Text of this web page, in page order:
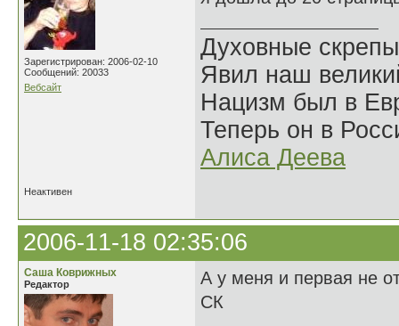
Зарегистрирован: 2006-02-10
Сообщений: 20033
Вебсайт
Духовные
Явил наш
Нацизм был в
Теперь он в
Алиса Деева
Неактивен
2006-11-18 02:35:06
Саша Коврижных
Редактор
А у меня и первая не
СК